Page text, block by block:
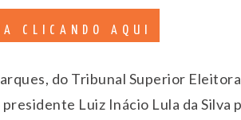
CLICANDO AQUI
do Tribunal Superior
Luiz Inácio Lula da Silva